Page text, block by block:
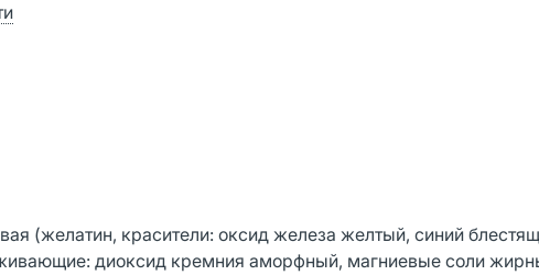
(желатин, красители: оксид железа желтый, синий
диоксид кремния аморфный, магниевые соли